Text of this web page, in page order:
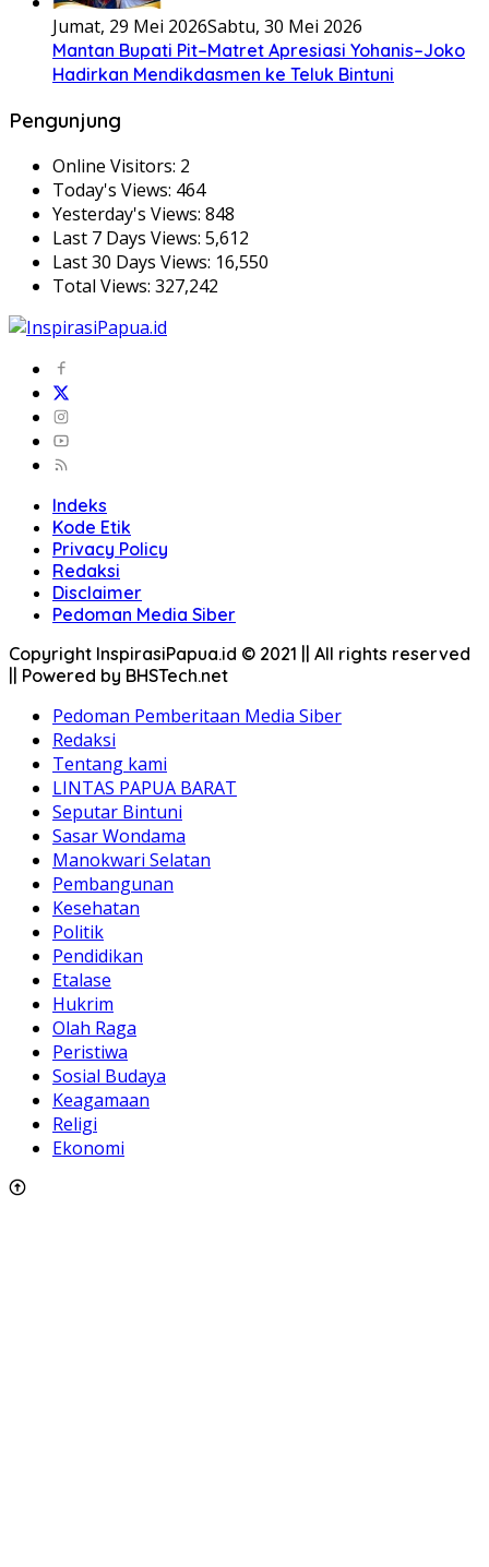
Jumat, 29 Mei 2026Sabtu, 30 Mei 2026
Mantan Bupati Pit–Matret Apresiasi Yohanis–Joko
Hadirkan Mendikdasmen ke Teluk Bintuni
Pengunjung
Online Visitors: 2
Today's Views: 464
Yesterday's Views: 848
Last 7 Days Views: 5,612
Last 30 Days Views: 16,550
Total Views: 327,242
Indeks
Kode Etik
Privacy Policy
Redaksi
Disclaimer
Pedoman Media Siber
Copyright InspirasiPapua.id © 2021 || All rights reserved
|| Powered by BHSTech.net
Pedoman Pemberitaan Media Siber
Redaksi
Tentang kami
LINTAS PAPUA BARAT
Seputar Bintuni
Sasar Wondama
Manokwari Selatan
Pembangunan
Kesehatan
Politik
Pendidikan
Etalase
Hukrim
Olah Raga
Peristiwa
Sosial Budaya
Keagamaan
Religi
Ekonomi